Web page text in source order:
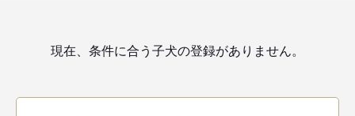
現在、条件に合う子犬の登録がありません。